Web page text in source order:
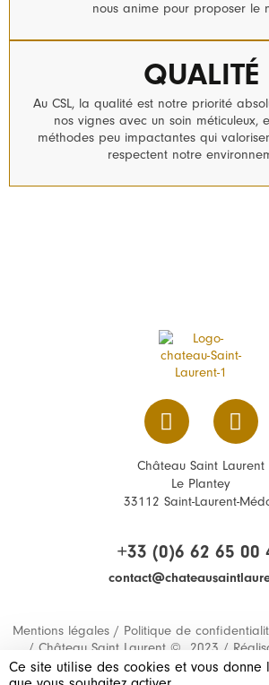
nous anime pour proposer le
QUALITÉ
Au CSL, la qualité est notre priorité
nos vignes avec un soin méticuleux,
méthodes peu impactantes qui
respectent notre
Château Saint Laurent
Le Plantey
33112 Saint-Laurent-
+33 (0)6 62 65 00
Mentions légales / Politique de
/ Château Saint Laurent © 2023 /
Bordeaux, Bibliothèque municipale
Ce site utilise des cookies et vous donne